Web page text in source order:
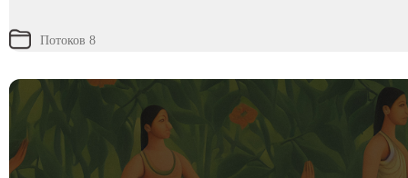
Потоков 8